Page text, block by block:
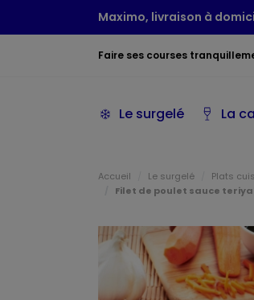
Maximo, livraison à
Faire ses courses
Le surgelé La
Accueil Le surgelé Plats
Filet de poulet sauce